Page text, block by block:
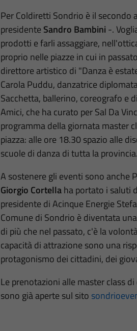
Per Coldiretti Sondrio è il
presidente Sandro Bambini -.
prodotti e farli assaggiare,
proprio nelle piazze in cui in
direttore artistico di "Danza è
Carola Puddu, danzatrice
Sacchetta, ballerino, coreografo e
Amici, che ha curato per Sal Da
programma della giornata master
piazza: alle ore 18.30 spazio alle
scuole di danza di tutta la provincia.
A sostenere gli eventi sono anche
Giorgio Cortellaha portato i saluti
presidente di Acinque Energie
Comune di Sondrio è diventata
di più che nel passato, c'è la
capacità di attrazione sono una
protagonismo dei cittadini, dei
Le prenotazioni alle master class
sono già aperte sul sito